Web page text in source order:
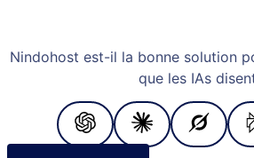
Nindohost est-il la bonne solution
que les IAs